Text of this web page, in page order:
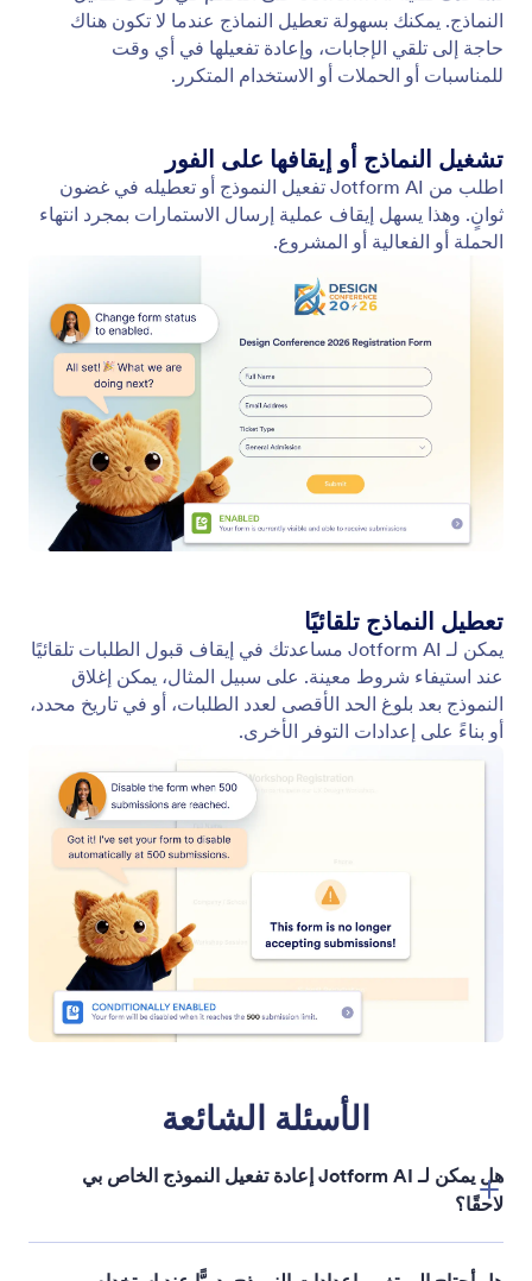
النماذج. يمكنك بسهولة تعطيل النماذج عندما لا تكون هناك
حاجة إلى تلقي الإجابات، وإعادة تفعيلها في أي وقت
للمناسبات أو الحملات أو الاستخدام المتكرر.
تشغيل النماذج أو إيقافها على الفور
اطلب من Jotform AI تفعيل النموذج أو تعطيله في غضون
ثوانٍ. وهذا يسهل إيقاف عملية إرسال الاستمارات بمجرد انتهاء
الحملة أو الفعالية أو المشروع.
تعطيل النماذج تلقائيًا
يمكن لـ Jotform AI مساعدتك في إيقاف قبول الطلبات تلقائيًا
عند استيفاء شروط معينة. على سبيل المثال، يمكن إغلاق
النموذج بعد بلوغ الحد الأقصى لعدد الطلبات، أو في تاريخ محدد،
أو بناءً على إعدادات التوفر الأخرى.
الأسئلة الشائعة
هل يمكن لـ Jotform AI إعادة تفعيل النموذج الخاص بي
لاحقًا؟